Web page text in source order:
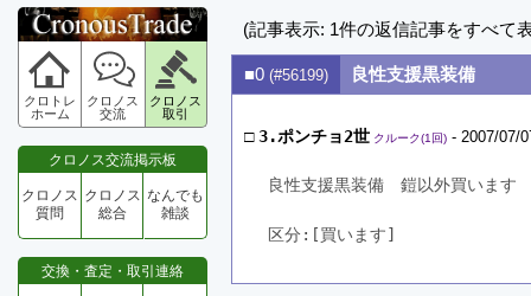
クロトレ
ホーム
クロノス
交流
クロノス
取引
クロノス交流掲示板
クロノス
質問
クロノス
総合
なんでも
雑談
交換・査定・取引連絡
(記事表示: 1件の返信記事をすべて
■0 (#56199) 良性支援黒装備
□3.ポンチョ2世 クルーク(1回) - 2007/07/
良性支援黒装備　鎧以外買います
区分:[買います]